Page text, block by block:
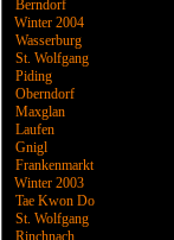
Berndorf
Winter 2004
Wasserburg
St. Wolfgang
Piding
Oberndorf
Maxglan
Laufen
Gnigl
Frankenmarkt
Winter 2003
Tae Kwon Do
St. Wolfgang
Rinchnach